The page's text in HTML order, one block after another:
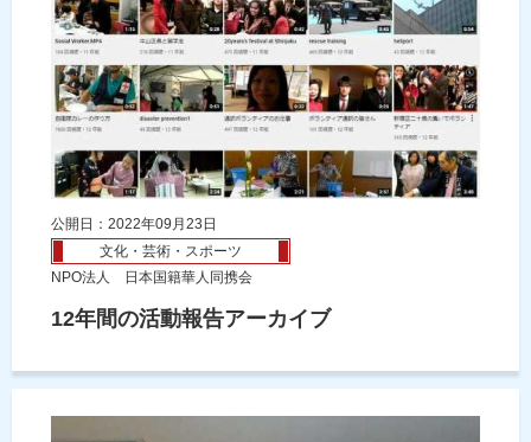
公開日：2022年09月23日
文化・芸術・スポーツ
NPO法人 日本国籍華人同携会
12年間の活動報告アーカイブ